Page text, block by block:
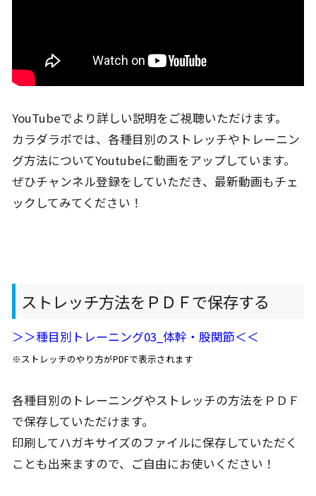
YouTubeでより詳しい説明をご視聴いただけます。
カラダラボでは、各種目別のストレッチやトレーニン
グ方法についてYoutubeに動画をアップしています。
ぜひチャンネル登録をしていただき、最新動画もチェ
ックしてみてください！
ストレッチ方法をＰＤＦで保存する
＞＞種目別トレーニング03_体幹・股関節＜＜
※ストレッチのやり方がPDFで表示されます
各種目別のトレーニングやストレッチの方法をＰＤＦ
で保存していただけます。
印刷してハガキサイズのファイルに保存していただく
ことも出来ますので、ご自由にお使いください！